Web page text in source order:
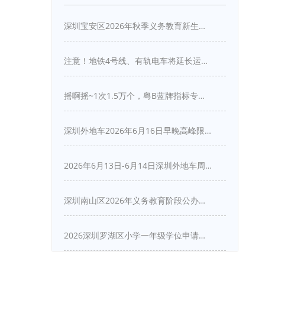
深圳宝安区2026年秋季义务教育新生入学指引
注意！地铁4号线、有轨电车将延长运营服务！
摇啊摇~1次1.5万个，粤B蓝牌指标专项摇号又来啦！
深圳外地车2026年6月16日早晚高峰限行详情
2026年6月13日-6月14日深圳外地车周末限行吗
深圳南山区2026年义务教育阶段公办学校新生入学申请指南
2026深圳罗湖区小学一年级学位申请指南